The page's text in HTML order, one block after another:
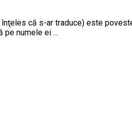
că s-ar traduce) este
pe numele ei …